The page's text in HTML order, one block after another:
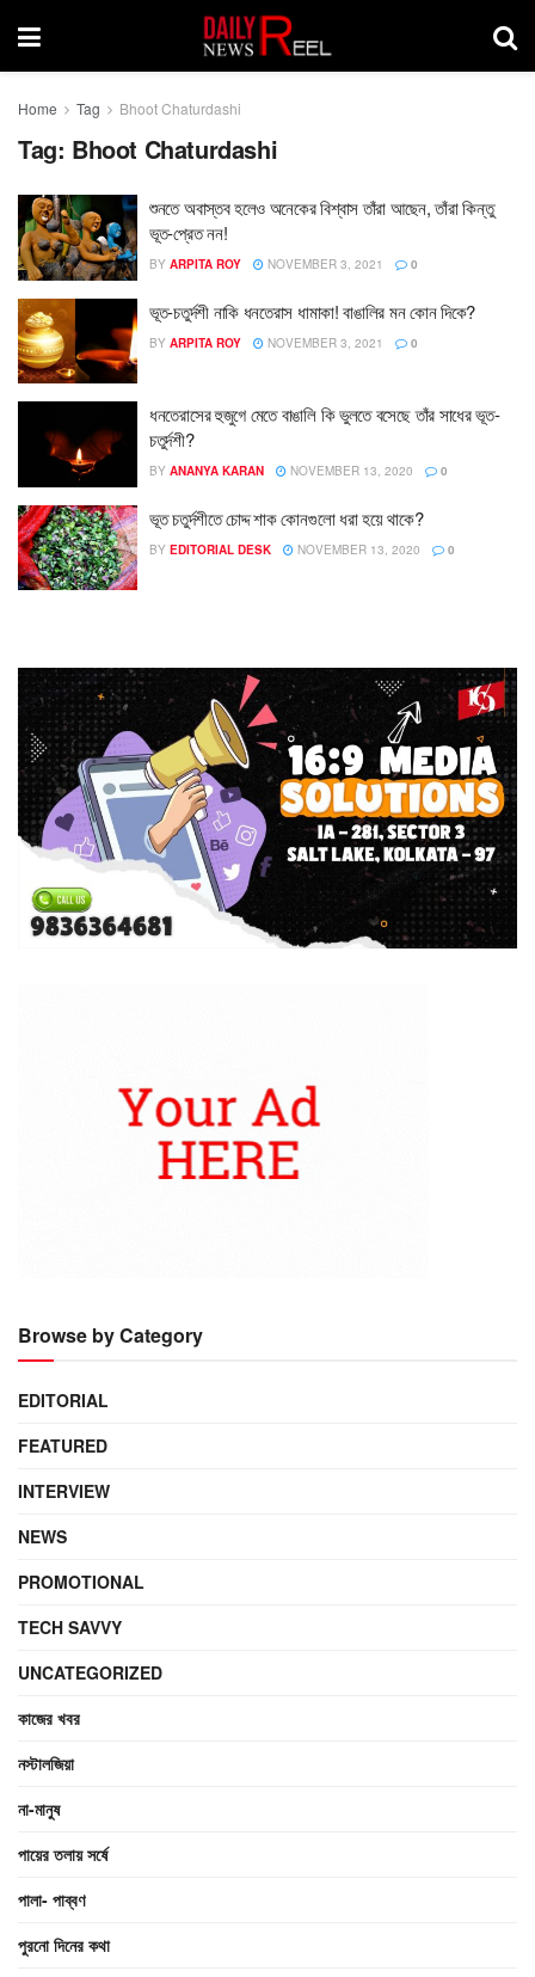
Home Tag Bhoot Chaturdashi
Tag: Bhoot Chaturdashi
শুনতে অবাস্তব হলেও অনেকের বিশ্বাস তাঁরা আছেন, তাঁরা কিন্তু
ভূত-প্রেত নন!
BY ARPITA ROY NOVEMBER 3, 2021 0
ভূত-চতুর্দশী নাকি ধনতেরাস ধামাকা! বাঙালির মন কোন দিকে?
BY ARPITA ROY NOVEMBER 3, 2021 0
ধনতেরাসের হুজুগে মেতে বাঙালি কি ভুলতে বসেছে তাঁর সাধের ভূত-
চতুর্দশী?
BY ANANYA KARAN NOVEMBER 13, 2020 0
ভূত চতুর্দশীতে চোদ্দ শাক কোনগুলো ধরা হয়ে থাকে?
BY EDITORIAL DESK NOVEMBER 13, 2020 0
Browse by Category
EDITORIAL
FEATURED
INTERVIEW
NEWS
PROMOTIONAL
TECH SAVVY
UNCATEGORIZED
কাজের খবর
নস্টালজিয়া
না-মানুষ
পায়ের তলায় সর্ষে
পালা- পাব্বণ
পুরনো দিনের কথা